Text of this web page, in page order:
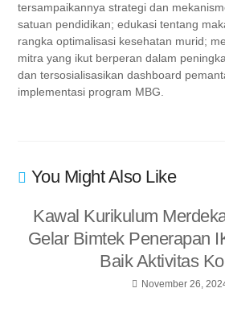
tersampaikannya strategi dan
satuan pendidikan; edukasi tentang
rangka optimalisasi kesehatan murid;
mitra yang ikut berperan dalam
dan tersosialisasikan dashboard
implementasi program MBG.
You Might Also Like
Kawal Kurikulum
Gelar Bimtek Penerapan
Baik Aktivitas
November 26,